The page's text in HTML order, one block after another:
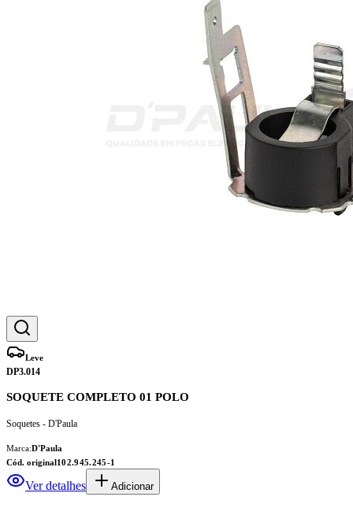
Leve
DP3.014
SOQUETE COMPLETO 01 POLO
Soquetes - D'Paula
Marca:D'Paula
Cód. original102.945.245-1
Ver detalhes Adicionar